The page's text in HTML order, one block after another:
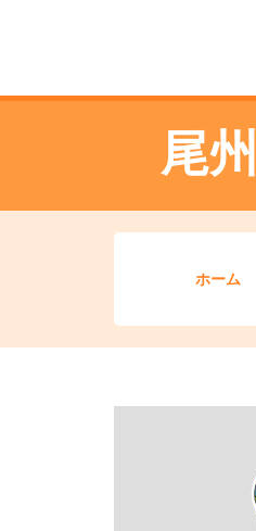
尾
ホーム